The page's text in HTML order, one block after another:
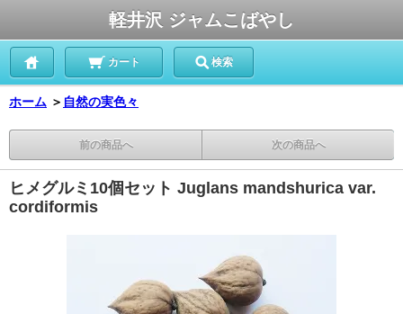
軽井沢 ジャムこばやし
カート 検索
ホーム ＞ 自然の実色々
前の商品へ 次の商品へ
ヒメグルミ10個セット Juglans mandshurica var.
cordiformis